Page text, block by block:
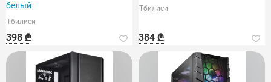
белый
Тбилиси
398 ₾
Тбилиси
384 ₾